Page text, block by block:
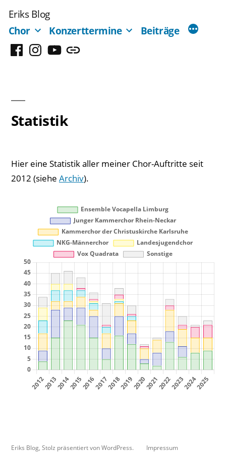
Inhalt
springen
Eriks Blog
Chor
Konzerttermine Beiträge
FacebookInstagram
YouTubeMastodon
Statistik
Hier eine Statistik aller meiner Chor-Auftritte seit
2012 (siehe Archiv).
Eriks Blog Stolz präsentiert von WordPress. Impressum